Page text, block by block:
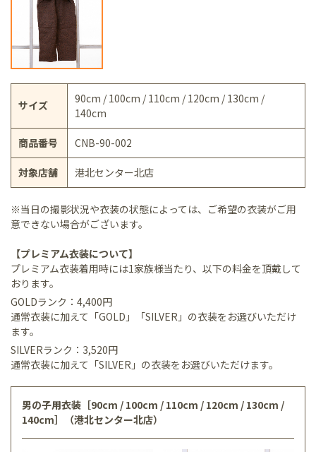
サイズ
90cm / 100cm / 110cm / 120cm / 130cm /
140cm
商品番号 CNB-90-002
対象店舗 港北センター北店
※当日の撮影状況や衣装の状態によっては、ご希望の衣装がご用
意できない場合がございます。
【プレミアム衣装について】
プレミアム衣装着用時には1家族様当たり、以下の料金を頂戴して
おります。
GOLDランク：4,400円
通常衣装に加えて「GOLD」「SILVER」の衣装をお選びいただけ
ます。
SILVERランク：3,520円
通常衣装に加えて「SILVER」の衣装をお選びいただけます。
男の子用衣装［90cm / 100cm / 110cm / 120cm / 130cm /
140cm］（港北センター北店）